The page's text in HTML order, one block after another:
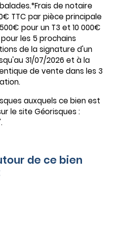
de notaire
TTC par pièce principale
pour un T3 et 10 000€
les 5 prochains
de la signature d'un
31/07/2026 et à la
de vente dans les 3
auxquels ce bien est
le site Géorisques :
de ce bien